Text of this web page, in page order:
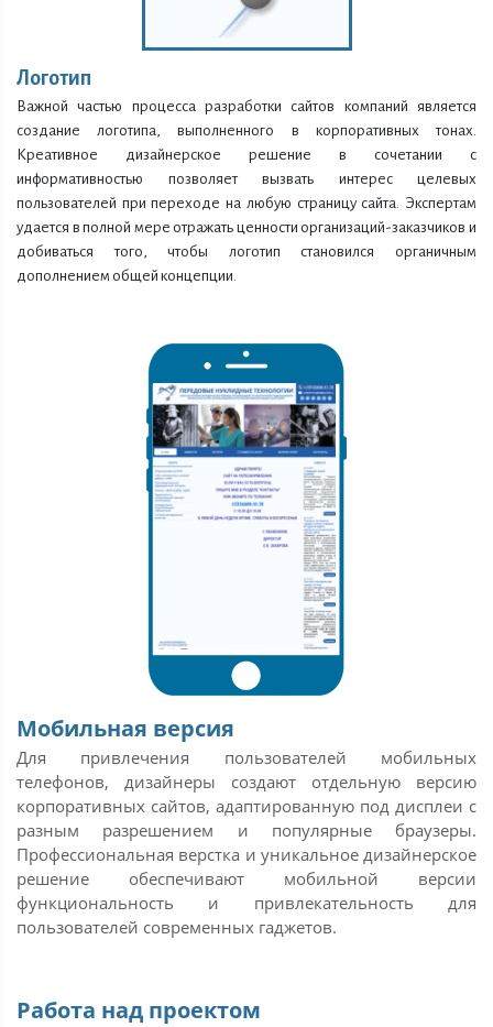
Логотип
Важной частью процесса разработки сайтов компаний является
создание логотипа, выполненного в корпоративных тонах.
Креативное дизайнерское решение в сочетании с
информативностью позволяет вызвать интерес целевых
пользователей при переходе на любую страницу сайта. Экспертам
удается в полной мере отражать ценности организаций-заказчиков и
добиваться того, чтобы логотип становился органичным
дополнением общей концепции.
Мобильная версия
Для привлечения пользователей мобильных
телефонов, дизайнеры создают отдельную версию
корпоративных сайтов, адаптированную под дисплеи с
разным разрешением и популярные браузеры.
Профессиональная верстка и уникальное дизайнерское
решение обеспечивают мобильной версии
функциональность и привлекательность для
пользователей современных гаджетов.
Работа над проектом